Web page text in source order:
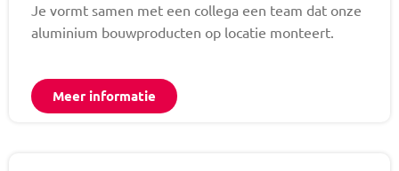
Je vormt samen met een collega een team dat onze
aluminium bouwproducten op locatie monteert.
Meer informatie